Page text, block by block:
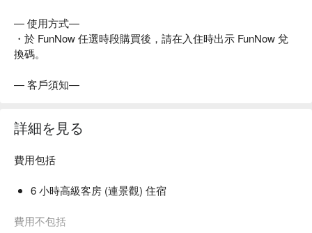
— 使用方式—
・於 FunNow 任選時段購買後，請在入住時出示 FunNow 兌
換碼。
— 客戶須知—
詳細を見る
費用包括
6 小時高級客房 (連景觀) 住宿
費用不包括